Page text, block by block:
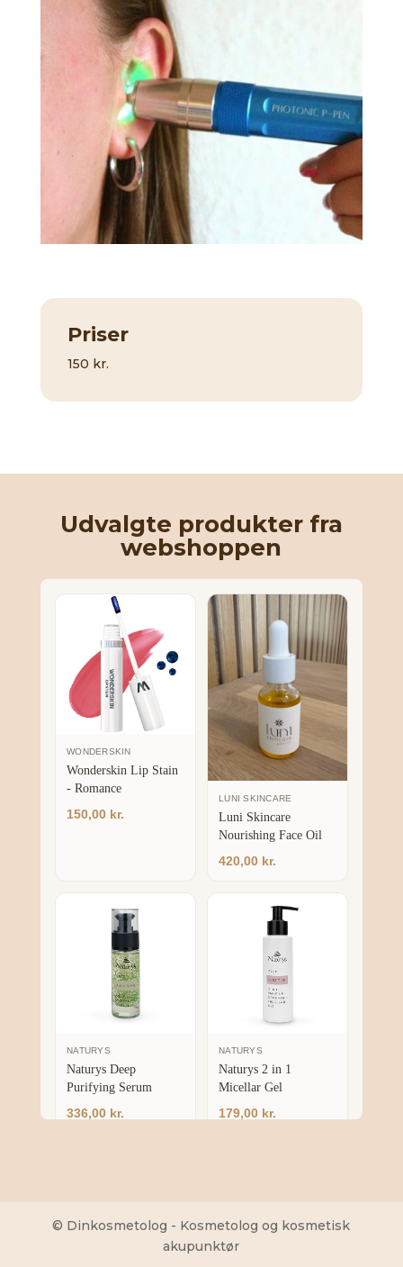
Priser
150 kr.
Udvalgte produkter fra
webshoppen
© Dinkosmetolog - Kosmetolog og kosmetisk
akupunktør